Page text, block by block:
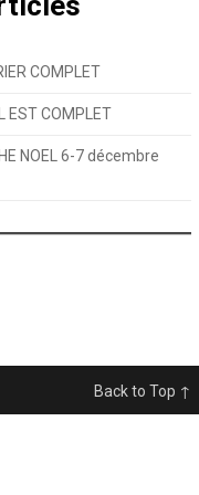
COMPLET
EST COMPLET
NOEL 6-7 décembre
Back to Top ↑